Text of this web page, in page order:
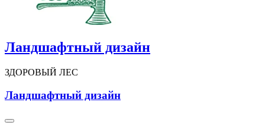
Ландшафтный дизайн
ЗДОРОВЫЙ ЛЕС
Ландшафтный дизайн